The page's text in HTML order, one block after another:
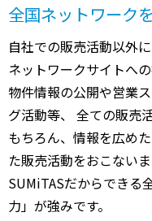
全国ネットワーク
自社での販売活動以外
ネットワークサイトへ
物件情報の公開や営業
グ活動等、 全ての販売
もちろん、情報を広め
た販売活動をおこないま
SUMiTASだからできる
力」が強みです。